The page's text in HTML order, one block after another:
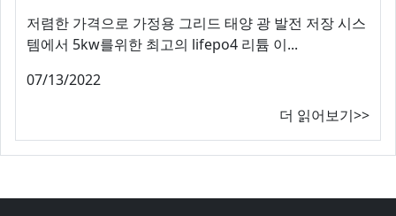
저렴한 가격으로 가정용 그리드 태양 광 발전 저장 시스
템에서 5kw를위한 최고의 lifepo4 리튬 이...
07/13/2022
더 읽어보기>>